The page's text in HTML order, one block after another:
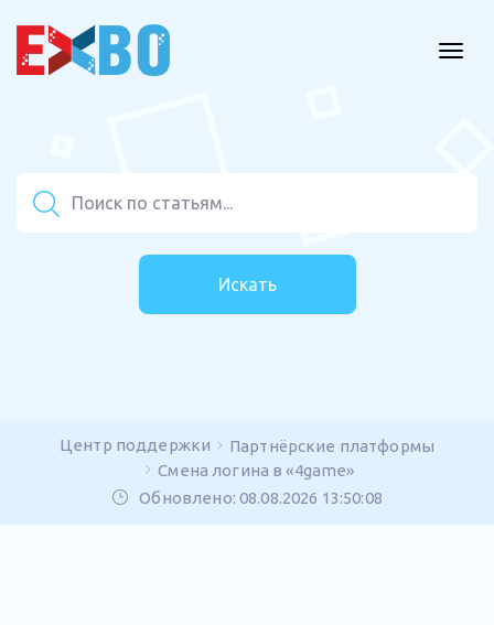
Искать
Центр поддержки
Партнёрские платформы
Смена логина в «4game»
Обновлено: 08.08.2026 13:50:08